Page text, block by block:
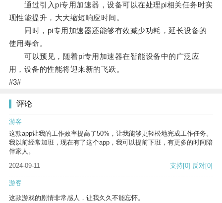
通过引入pi专用加速器，设备可以在处理pi相关任务时实
现性能提升，大大缩短响应时间。
同时，pi专用加速器还能够有效减少功耗，延长设备的
使用寿命。
可以预见，随着pi专用加速器在智能设备中的广泛应
用，设备的性能将迎来新的飞跃。
#3#
评论
游客
这款app让我的工作效率提高了50%，让我能够更轻松地完成工作任务。
我以前经常加班，现在有了这个app，我可以提前下班，有更多的时间陪
伴家人。
2024-09-11
支持[0] 反对[0]
游客
这款游戏的剧情非常感人，让我久久不能忘怀。